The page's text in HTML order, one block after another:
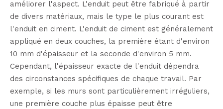
améliorer l'aspect. L'enduit peut être fabriqué à partir
de divers matériaux, mais le type le plus courant est
l'enduit en ciment. L'enduit de ciment est généralement
appliqué en deux couches, la première étant d'environ
10 mm d'épaisseur et la seconde d'environ 5 mm.
Cependant, l'épaisseur exacte de l'enduit dépendra
des circonstances spécifiques de chaque travail. Par
exemple, si les murs sont particulièrement irréguliers,
une première couche plus épaisse peut être